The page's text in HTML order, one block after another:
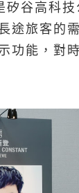
矽谷高科技
途旅客的需
功能，對